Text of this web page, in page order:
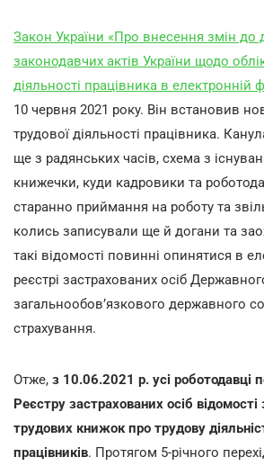
Закон України «Про внесення змін до
законодавчих актів України щодо
діяльності працівника в електронній
10 червня 2021 року. Він встановив
трудової діяльності працівника.
ще з радянських часів, схема з
книжечки, куди кадровики та
старанно приймання на роботу та
колись записували ще й догани та
такі відомості повинні опинятися в
реєстрі застрахованих осіб
загальнообов’язкового державного
страхування.
Отже, з 10.06.2021 р. усі роботодавці
Реєстру застрахованих осіб
трудових книжок про трудову
працівників. Протягом 5-річного